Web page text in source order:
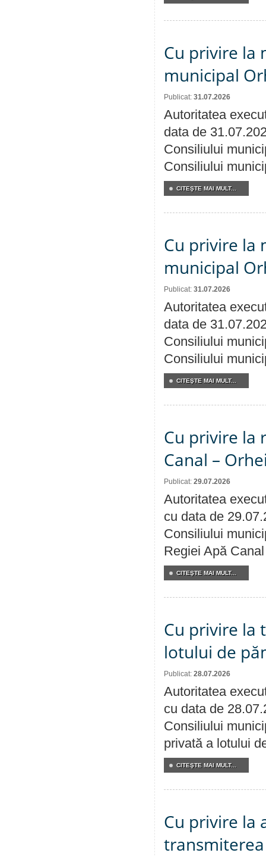
Cu privire la
municipal
Publicat: 31.07.2026
Autoritatea
data de
Consiliului
Consiliului
CITEŞTE MAI MULT...
Cu privire la
municipal
Publicat: 31.07.2026
Autoritatea
data de
Consiliului
Consiliului
CITEŞTE MAI MULT...
Cu privire la
Canal –
Publicat: 29.07.2026
Autoritatea
cu data de
Consiliului
Regiei Apă
CITEŞTE MAI MULT...
Cu privire la
lotului de
Publicat: 28.07.2026
Autoritatea
cu data de
Consiliului
privată a lotului
CITEŞTE MAI MULT...
Cu privire la